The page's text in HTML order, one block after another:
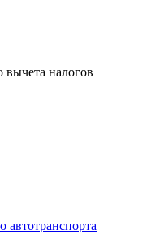
вычета налогов
автотранспорта